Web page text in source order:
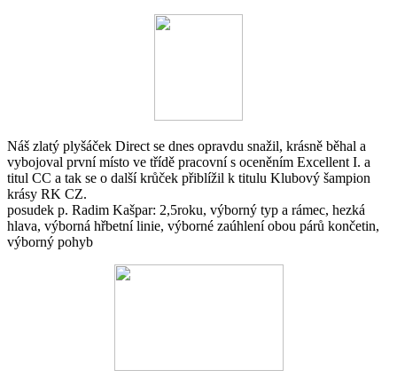
Náš zlatý plyšáček Direct se dnes opravdu snažil, krásně běhal a
vybojoval první místo ve třídě pracovní s oceněním Excellent I. a
titul CC a tak se o další krůček přiblížil k titulu Klubový šampion
krásy RK CZ.
posudek p. Radim Kašpar: 2,5roku, výborný typ a rámec, hezká
hlava, výborná hřbetní linie, výborné zaúhlení obou párů končetin,
výborný pohyb